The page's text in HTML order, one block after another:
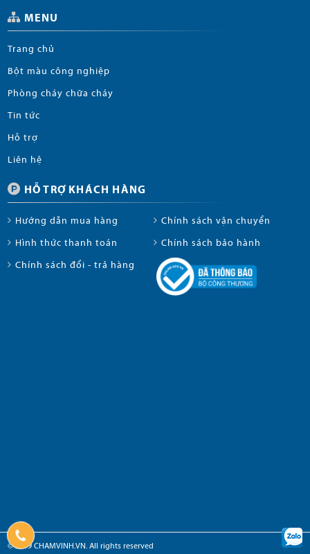
MENU
Trang chủ
Bột màu công nghiệp
Phòng cháy chữa cháy
Tin tức
Hỗ trợ
Liên hệ
HỖ TRỢ KHÁCH HÀNG
Hướng dẫn mua hàng Chính sách vận chuyển
Hình thức thanh toán Chính sách bảo hành
Chính sách đổi - trả hàng
© 2019 CHAMVINH.VN. All rights reserved